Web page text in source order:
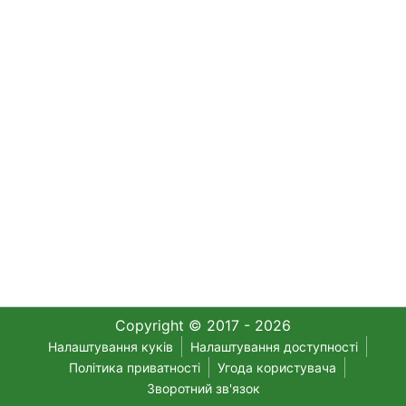
Copyright © 2017 - 2026
Налаштування куків
Налаштування доступності
Політика приватності
Угода користувача
Зворотний зв'язок